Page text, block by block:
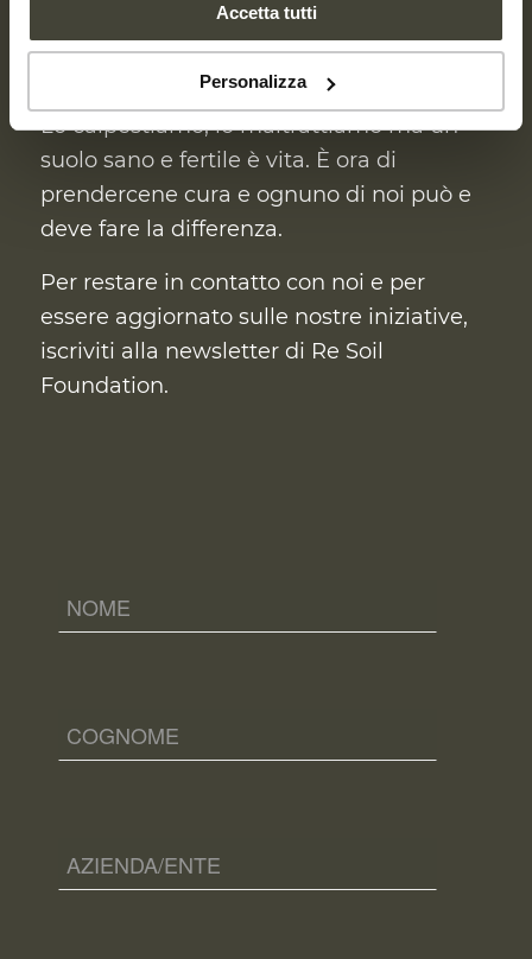
Accetta tutti
Personalizza
È sotto i nostri piedi ma non pensiamo
mai al suo valore.
Lo calpestiamo, lo maltrattiamo ma un
suolo sano e fertile è vita. È ora di
prendercene cura e ognuno di noi può e
deve fare la differenza.
Per restare in contatto con noi e per
essere aggiornato sulle nostre iniziative,
iscriviti alla newsletter di Re Soil
Foundation.